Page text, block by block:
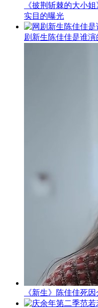
《披荆斩棘的大小
实目的曝光
剧新生陈佳佳是谁
《新生》陈佳佳死